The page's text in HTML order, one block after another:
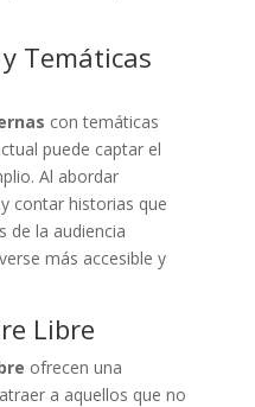
Temáticas
con temáticas
puede captar el
Al abordar
contar historias que
de la audiencia
más accesible y
Libre
ofrecen una
a aquellos que no